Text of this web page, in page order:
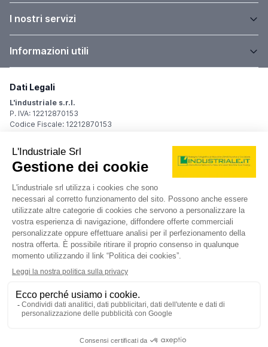
I nostri servizi
Informazioni utili
Dati Legali
L'industriale s.r.l.
P. IVA: 12212870153
Codice Fiscale: 12212870153
Sede Legale
Via Carlo Dolci, 32
20148 Milano (MI)
Italy
Registro Imprese
Iscrizione R.I.: 12212870153
REA: MI-1539011
Capitale sociale: Euro 10.400,00 i.v.
Contatti
info@industriale.it
PEC:industriale@pec.industriale.it
02 8969 3116
Informativa privacy - Cookie
| Condizioni di navigazione